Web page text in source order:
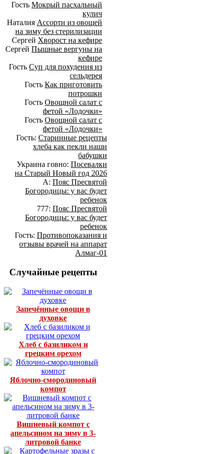
Гость Мокрый пасхальный
кулич
Наталия Ассорти из овощей
на зиму без стерилизации
Сергей Хворост на кефире
Сергей Пышные вергуны на
кефире
Гость Суп для похудения из
сельдерея
Гость Как приготовить
потрошки
Гость Овощной салат с
фетой «Лодочки»
Гость Овощной салат с
фетой «Лодочки»
Гость: Старинные рецепты
хлеба как пекли наши
бабушки
Украина говно: Посевалки
на Старый Новый год 2026
А: Пояс Пресвятой
Богородицы: у вас будет
ребенок
777: Пояс Пресвятой
Богородицы: у вас будет
ребенок
Гость: Противопоказания и
отзывы врачей на аппарат
Алмаг-01
Случайные рецепты
Запечённые овощи в
духовке
Хлеб с базиликом и
грецким орехом
Яблочно-смородиновый
компот
Вишневый компот с
апельсином на зиму в 3-
литровой банке